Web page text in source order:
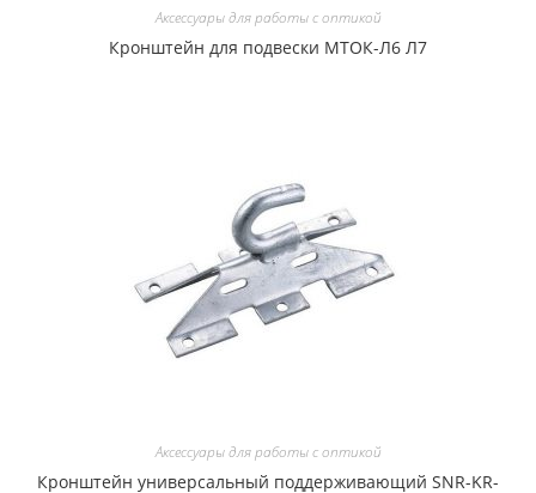
Аксессуары для работы с оптикой
Кронштейн для подвески МТОК-Л6 Л7
Аксессуары для работы с оптикой
Кронштейн универсальный поддерживающий SNR-KR-